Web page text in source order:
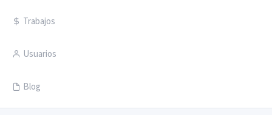
Trabajos
Usuarios
Blog